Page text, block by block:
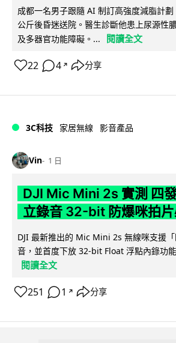
成都一名男子跟隨 AI 制訂高強度減脂計
公斤後昏迷送院。醫生診斷他患上尿源性
及多器官功能障礙。...
閱讀全文
22 4 ↗ 分享
3C科技 家居無線 影音產品
Vin 1 日
DJI Mic Mini 2s 實測 四
立錄音 32-bit 防爆咪拍
DJI 最新推出的 Mic Mini 2s 無線咪支援
音，並首度下放 32-bit Float 浮點內錄功
閱讀全文
251 1 ↗ 分享